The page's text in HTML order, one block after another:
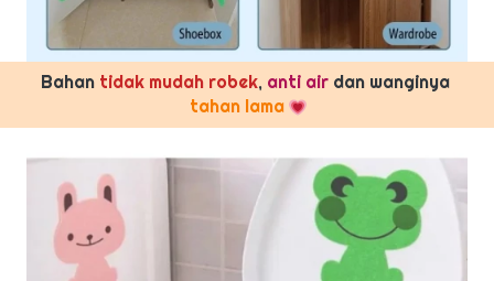
Bahan tidak mudah robek, anti air
tahan lama